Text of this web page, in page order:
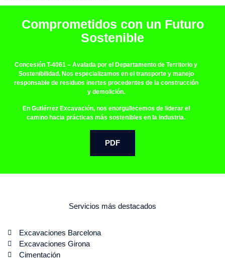
Comprometidos con un Futuro
Sostenible
Concesión T-4061 – Avalada por el Departamento de Territorio y
Sostenibilidad. Nos especializamos en el transporte y manejo
responsable de residuos inertes procedentes de la construcción
y demolición.
En Gutiérrez Excavación, nos enorgullecemos de liderar el
camino hacia prácticas más sostenibles en la industria.
PDF
Servicios más destacados
Excavaciones Barcelona
Excavaciones Girona
Cimentación